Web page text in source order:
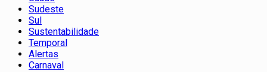
Sudeste
Sul
Sustentabilidade
Temporal
Alertas
Carnaval